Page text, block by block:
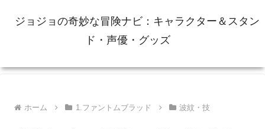
ジョジョの奇妙な冒険ナビ：キャラクター＆スタン
ド・声優・グッズ
ホーム 1.ファントムブラッド 波紋・技